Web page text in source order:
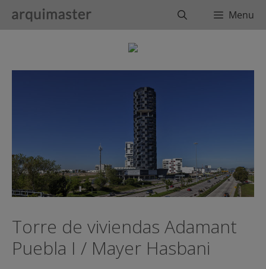
BuscarMenu
Torre de viviendas Adamant
Puebla I / Mayer Hasbani